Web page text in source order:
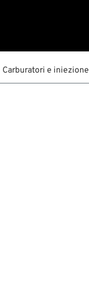
Carburatori e iniezione